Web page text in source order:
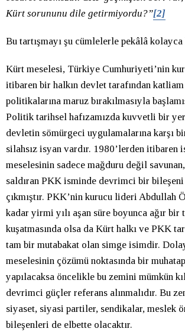
Kürt sorununu dile getirmiyordu?”[2]
Bu tartışmayı şu cümlelerle pekâlâ
Kürt meselesi, Türkiye Cumhuriyeti’nin
itibaren bir halkın devlet tarafından
politikalarına maruz bırakılmasıyla
Politik tarihsel hafızamızda kuvvetli bir
devletin sömürgeci uygulamalarına karşı
silahsız isyan vardır. 1980’lerden itibaren
meselesinin sadece mağduru değil
saldıran PKK isminde devrimci bir
çıkmıştır. PKK’nin kurucu lideri Abdullah
kadar yirmi yılı aşan süre boyunca ağır bir
kuşatmasında olsa da Kürt halkı ve PKK
tam bir mutabakat olan simge isimdir.
meselesinin çözümü noktasında bir
yapılacaksa öncelikle bu zemini mümkün
devrimci güçler referans alınmalıdır. Bu
siyaset, siyasi partiler, sendikalar, meslek
bileşenleri de elbette olacaktır.